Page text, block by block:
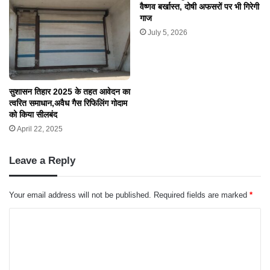
सुशासन तिहार 2025 के तहत आवेदन का
त्वरित समाधान,अवैध गैस रिफिलिंग गोदाम
को किया सीलबंद
April 22, 2025
वैष्णव बर्खास्त, दोषी अफसरों पर भी गिरेगी
गाज
July 5, 2026
Leave a Reply
Your email address will not be published. Required fields are marked *